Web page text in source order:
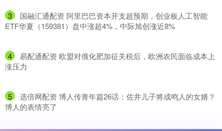
3
​国融汇通配资 阿里巴巴资本开支超预期，创业板人工智能
ETF华夏（159381）盘中涨超4%，中际旭创涨近8%
4
​易配通配资 欧盟对俄化肥加征关税后，欧洲农民面临成本上
涨压力
5
​选倍网配资 博人传青年篇26话：佐井儿子将成鸣人的女婿？
博人的表情亮了